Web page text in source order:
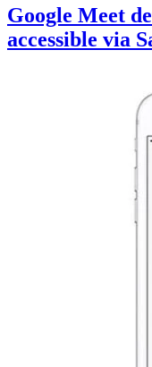
Google Meet
accessible via